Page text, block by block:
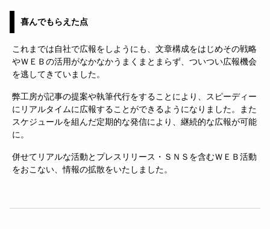
喜んでもらえた点
これまでは自社で広報をしようにも、文章構成をはじめその戦略
やＷＥＢの活用がなかなかうまくまとまらず、ついつい広報機会
を逃してきていました。
弊工房が記事の提案や執筆代行をすることにより、スピーディー
にリアルタイムに広報することができるようになりました。また
スケジュールを組んだ定期的な発信により、継続的な広報が可能
に。
併せてリアルな活動とプレスリリース・ＳＮＳを含むＷＥＢ活動
をおこない、情報の拡散をいたしました。